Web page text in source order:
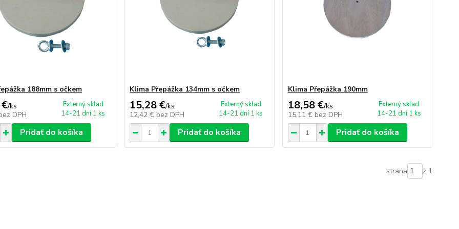
188mm s očkem
/ks
DPH
Externý sklad
14-21 dní 1 ks
Pridať do košíka
Klima Přepážka 134mm s očkem
15,28 €/ks
12,42 € bez DPH
Externý sklad
14-21 dní 1 ks
Pridať do košíka
Klima Přepážka 190mm
18,58 €/ks
15,11 € bez DPH
Externý sklad
14-21 dní 1 ks
Pridať do košíka
strana z 1